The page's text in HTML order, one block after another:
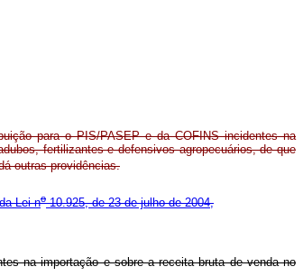
para o PIS/PASEP e da COFINS incidentes na
fertilizantes e defensivos agropecuários, de que
outras providências.
Lei no10.925, de 23 de julho de 2004,
na importação e sobre a receita bruta de venda no